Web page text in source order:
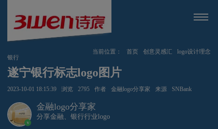
当前位置： 首页 创意灵感汇
logo设计理念
银行
遂宁银行标志logo图片
2023-10-01 18:15:39 浏览 2795 作者 金融logo分享家 来源 SNBank
v
金融logo分享家
分享金融、银行行业logo